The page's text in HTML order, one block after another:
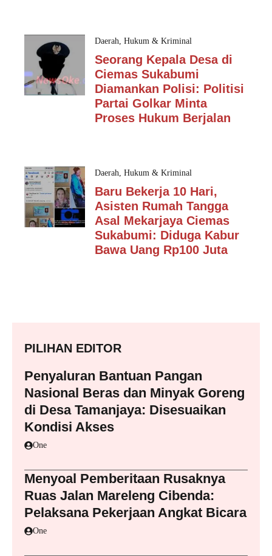
Daerah, Hukum & Kriminal
Seorang Kepala Desa di
Ciemas Sukabumi
Diamankan Polisi: Politisi
Partai Golkar Minta
Proses Hukum Berjalan
Daerah, Hukum & Kriminal
Baru Bekerja 10 Hari,
Asisten Rumah Tangga
Asal Mekarjaya Ciemas
Sukabumi: Diduga Kabur
Bawa Uang Rp100 Juta
PILIHAN EDITOR
Penyaluran Bantuan Pangan
Nasional Beras dan Minyak Goreng
di Desa Tamanjaya: Disesuaikan
Kondisi Akses
One
Menyoal Pemberitaan Rusaknya
Ruas Jalan Mareleng Cibenda:
Pelaksana Pekerjaan Angkat Bicara
One